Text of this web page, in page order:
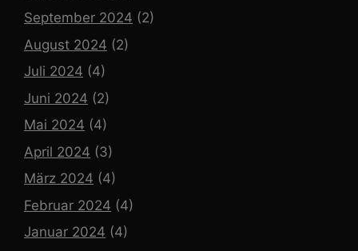
September 2024 (2)
August 2024 (2)
Juli 2024 (4)
Juni 2024 (2)
Mai 2024 (4)
April 2024 (3)
März 2024 (4)
Februar 2024 (4)
Januar 2024 (4)